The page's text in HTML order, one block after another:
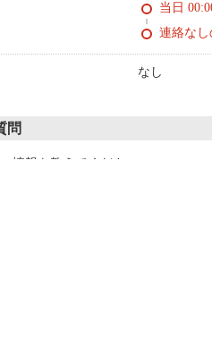
当日
連絡な
なし
問
情報を教えてください。